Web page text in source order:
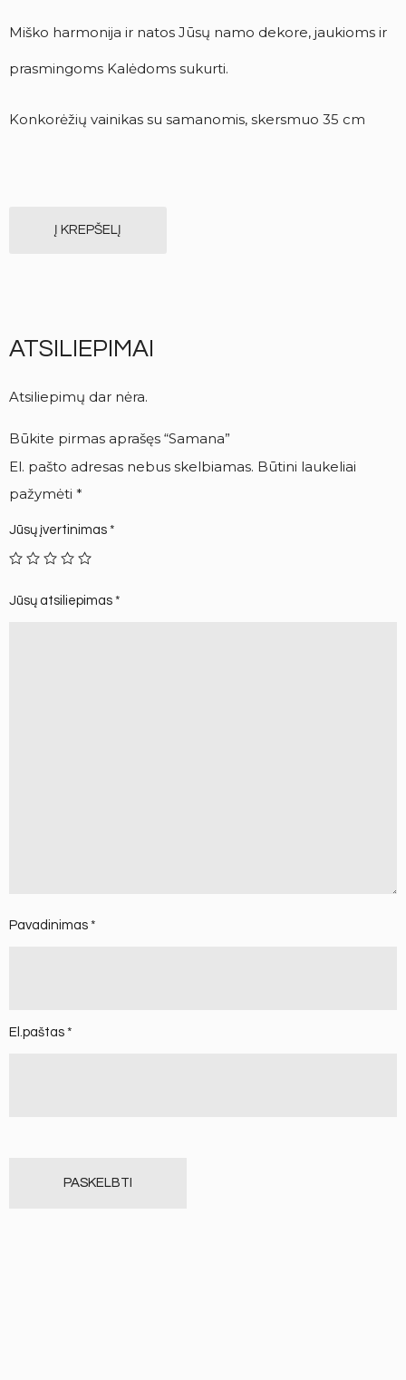
Miško harmonija ir natos Jūsų namo dekore, jaukioms ir
prasmingoms Kalėdoms sukurti.
Konkorėžių vainikas su samanomis, skersmuo 35 cm
Į KREPŠELĮ
ATSILIEPIMAI
Atsiliepimų dar nėra.
Būkite pirmas aprašęs “Samana”
El. pašto adresas nebus skelbiamas. Būtini laukeliai
pažymėti *
Jūsų įvertinimas *
Jūsų atsiliepimas *
Pavadinimas *
El.paštas *